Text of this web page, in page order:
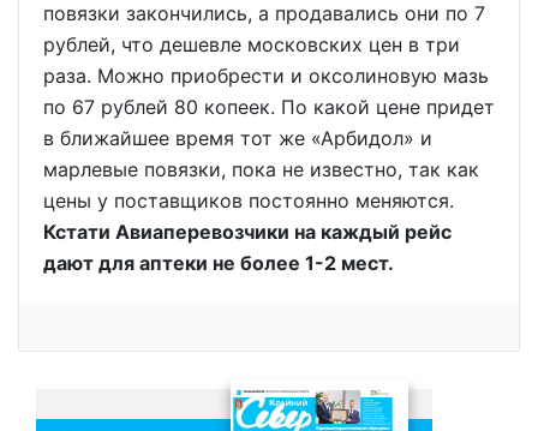
повязки закончились, а продавались они по 7
рублей, что дешевле московских цен в три
раза. Можно приобрести и оксолиновую мазь
по 67 рублей 80 копеек. По какой цене придет
в ближайшее время тот же «Арбидол» и
марлевые повязки, пока не известно, так как
цены у поставщиков постоянно меняются.
Кстати Авиаперевозчики на каждый рейс
дают для аптеки не более 1-2 мест.